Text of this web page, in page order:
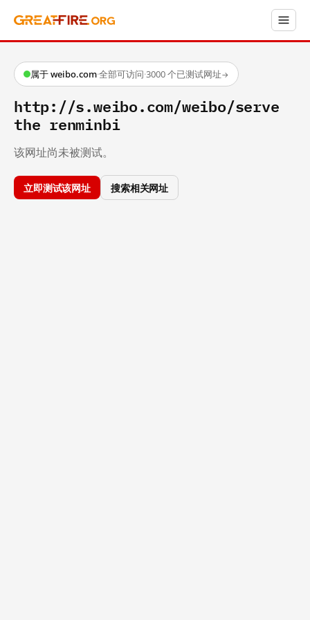
属于 weibo.com·全部可访问·3000 个已测试网址→
http://s.weibo.com/weibo/serve
the renminbi
该网址尚未被测试。
立即测试该网址 搜索相关网址